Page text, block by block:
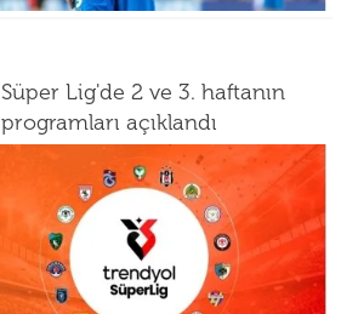
Süper Lig'de 2 ve 3. haftanın
programları açıklandı